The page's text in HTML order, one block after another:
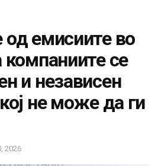
од емисиите во
компаниите се
и независен
не може да ги
2026